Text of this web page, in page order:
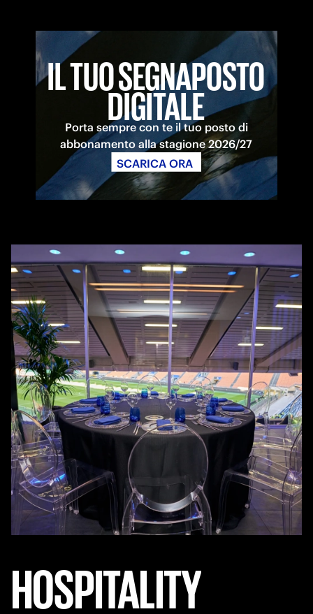
IL TUO SEGNAPOSTO
DIGITALE
Porta sempre con te il tuo posto di
abbonamento alla stagione 2026/27
SCARICA ORA
HOSPITALITY